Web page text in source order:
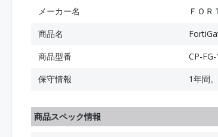
メーカー名
ＦＯＲ
商品名
商品型番
CP-
保守情報
1年間
商品スペック情報